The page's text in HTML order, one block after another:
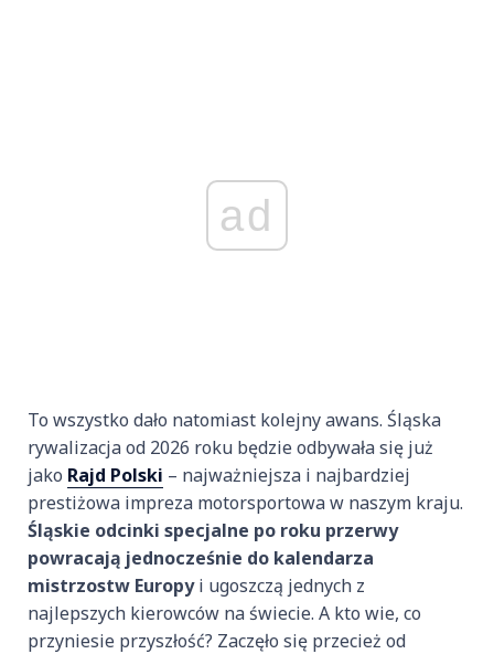
ad
To wszystko dało natomiast kolejny awans. Śląska
rywalizacja od 2026 roku będzie odbywała się już
jako Rajd Polski – najważniejsza i najbardziej
prestiżowa impreza motorsportowa w naszym kraju.
Śląskie odcinki specjalne po roku przerwy
powracają jednocześnie do kalendarza
mistrzostw Europyi ugoszczą jednych z
najlepszych kierowców na świecie. A kto wie, co
przyniesie przyszłość? Zaczęło się przecież od